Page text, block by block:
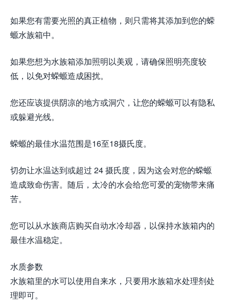
如果您有需要光照的真正植物，则只需将其添加到您的蝾
螈水族箱中。
如果您想为水族箱添加照明以美观，请确保照明亮度较
低，以免对蝾螈造成困扰。
您还应该提供阴凉的地方或洞穴，让您的蝾螈可以有隐私
或躲避光线。
蝾螈的最佳水温范围是16至18摄氏度。
切勿让水温达到或超过 24 摄氏度，因为这会对您的蝾螈
造成致命伤害。随后，太冷的水会给您可爱的宠物带来痛
苦。
您可以从水族商店购买自动水冷却器，以保持水族箱内的
最佳水温稳定。
水质参数
水族箱里的水可以使用自来水，只要用水族箱水处理剂处
理即可。